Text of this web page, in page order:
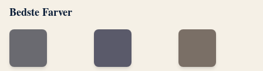
Bedste Farver